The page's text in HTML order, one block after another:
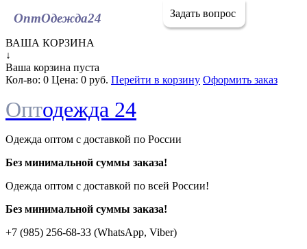
ОптОдежда24
ВАША КОРЗИНА
↓
Ваша корзина пуста
Кол-во: 0 Цена: 0 руб. Перейти в корзину Оформить заказ
Оптодежда 24
Одежда оптом с доставкой по России
Без минимальной суммы заказа!
Одежда оптом c доставкой по всей России!
Без минимальной суммы заказа!
+7 (985) 256-68-33 (WhatsApp, Viber)
Задать вопрос